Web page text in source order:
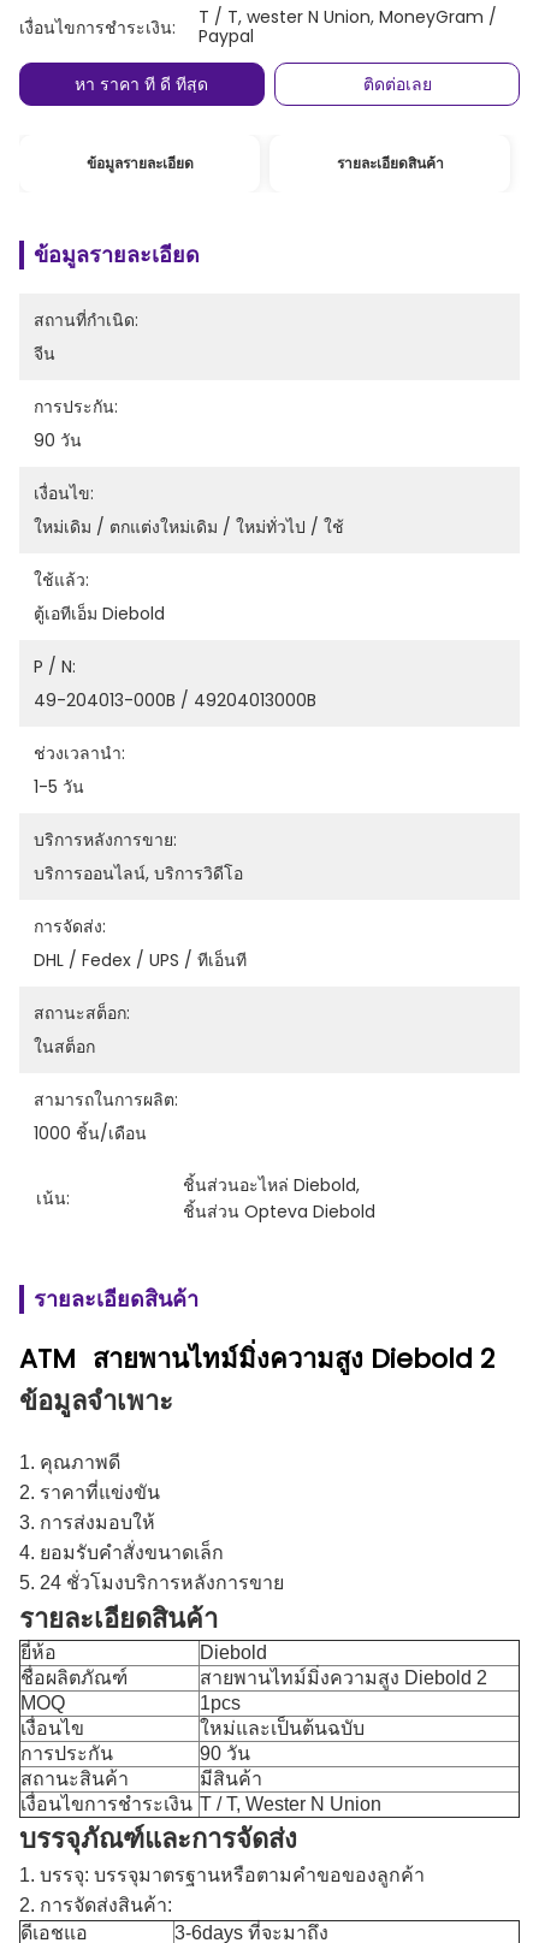
เงื่อนไขการชำระเงิน:
T / T, wester N Union, MoneyGram /
Paypal
หา ราคา ที่ ดี ที่สุด
ติดต่อเลย
ข้อมูลรายละเอียด รายละเอียดสินค้า
ข้อมูลรายละเอียด
สถานที่กำเนิด:
จีน
การประกัน:
90 วัน
เงื่อนไข:
ใหม่เดิม / ตกแต่งใหม่เดิม / ใหม่ทั่วไป / ใช้
ใช้แล้ว:
ตู้เอทีเอ็ม Diebold
P / N:
49-204013-000B / 49204013000B
ช่วงเวลานำ:
1-5 วัน
บริการหลังการขาย:
บริการออนไลน์, บริการวิดีโอ
การจัดส่ง:
DHL / Fedex / UPS / ทีเอ็นที
สถานะสต็อก:
ในสต็อก
สามารถในการผลิต:
1000 ชิ้น/เดือน
เน้น:
ชิ้นส่วนอะไหล่ Diebold,
ชิ้นส่วน Opteva Diebold
รายละเอียดสินค้า
ATM สายพานไทม์มิ่งความสูง Diebold 2
ข้อมูลจำเพาะ
1. คุณภาพดี
2. ราคาที่แข่งขัน
3. การส่งมอบให้
4. ยอมรับคำสั่งขนาดเล็ก
5. 24 ชั่วโมงบริการหลังการขาย
รายละเอียดสินค้า
ยี่ห้อ
Diebold
ชื่อผลิตภัณฑ์
สายพานไทม์มิ่งความสูง Diebold 2
MOQ
1pcs
เงื่อนไข
ใหม่และเป็นต้นฉบับ
การประกัน
90 วัน
สถานะสินค้า
มีสินค้า
เงื่อนไขการชำระเงิน T / T, Wester N Union
บรรจุภัณฑ์และการจัดส่ง
1. บรรจุ: บรรจุมาตรฐานหรือตามคำขอของลูกค้า
2. การจัดส่งสินค้า:
ดีเอชแอ
3-6days ที่จะมาถึง